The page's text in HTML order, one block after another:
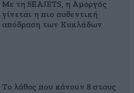
Με τη SEAJETS, η Αμοργός
γίνεται η πιο αυθεντική
απόδραση των Κυκλάδων
Το λάθος που κάνουν 8 στους